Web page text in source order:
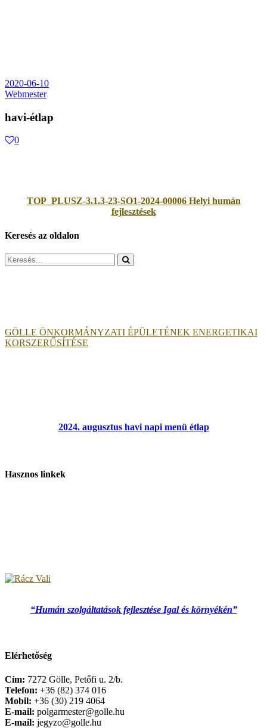
2020-06-10
Webmester
havi-étlap
0
TOP_PLUSZ-3.1.3-23-SO1-2024-00006 Helyi humán
fejlesztések
Keresés az oldalon
Search
for:
GÖLLE ÖNKORMÁNYZATI ÉPÜLETÉNEK ENERGETIKAI
KORSZERŰSÍTÉSE
2024. augusztus havi napi menü étlap
Hasznos linkek
“Humán szolgáltatások fejlesztése Igal és környékén”
Elérhetőség
Cím: 7272 Gölle, Petőfi u. 2/b.
Telefon: +36 (82) 374 016
Mobil: +36 (30) 219 4064
E-mail: polgarmester@golle.hu
E-mail: jegyzo@golle.hu